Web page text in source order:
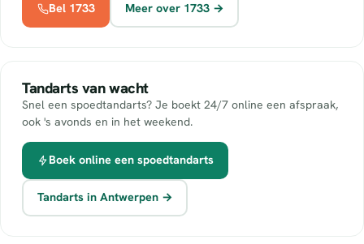
Bel 1733 Meer over 1733 →
Tandarts van wacht
Snel een spoedtandarts? Je boekt 24/7 online een afspraak,
ook 's avonds en in het weekend.
Boek online een spoedtandarts
Tandarts in Antwerpen →